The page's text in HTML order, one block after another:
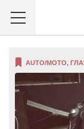
AUTO/MOTO,